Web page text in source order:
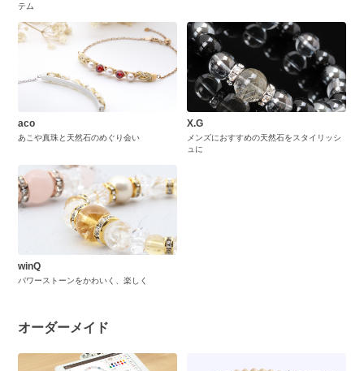
テム
aco
あこや真珠と天然石のめぐり会い
X.G
メンズにおすすめの天然石をスタイリッシ
ュに
winQ
パワーストーンをかわいく、楽しく
オーダーメイド